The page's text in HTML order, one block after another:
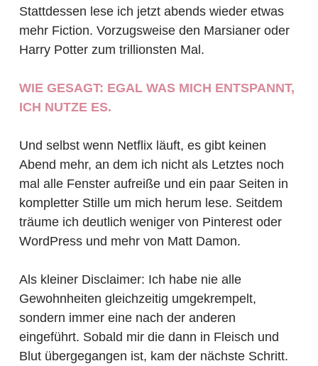
Stattdessen lese ich jetzt abends wieder etwas
mehr Fiction. Vorzugsweise den Marsianer oder
Harry Potter zum trillionsten Mal.
WIE GESAGT: EGAL WAS MICH ENTSPANNT,
ICH NUTZE ES.
Und selbst wenn Netflix läuft, es gibt keinen
Abend mehr, an dem ich nicht als Letztes noch
mal alle Fenster aufreiße und ein paar Seiten in
kompletter Stille um mich herum lese. Seitdem
träume ich deutlich weniger von Pinterest oder
WordPress und mehr von Matt Damon.
Als kleiner Disclaimer: Ich habe nie alle
Gewohnheiten gleichzeitig umgekrempelt,
sondern immer eine nach der anderen
eingeführt. Sobald mir die dann in Fleisch und
Blut übergegangen ist, kam der nächste Schritt.